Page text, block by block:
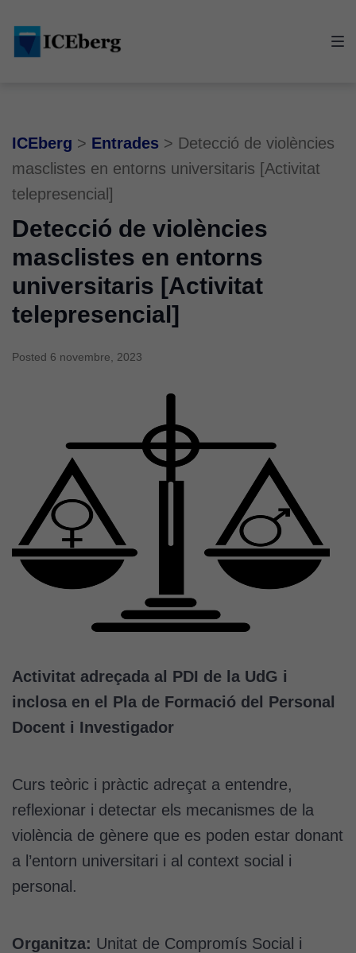
main
content
footer
ICEberg > Entrades > Detecció de violències
masclistes en entorns universitaris [Activitat
telepresencial]
Detecció de violències
masclistes en entorns
universitaris [Activitat
telepresencial]
Posted 6 novembre, 2023
Activitat adreçada al PDI de la UdG i
inclosa en el Pla de Formació del Personal
Docent i Investigador
Curs teòric i pràctic adreçat a entendre,
reflexionar i detectar els mecanismes de la
violència de gènere que es poden estar donant
a l’entorn universitari i al context social i
personal.
Organitza: Unitat de Compromís Social i